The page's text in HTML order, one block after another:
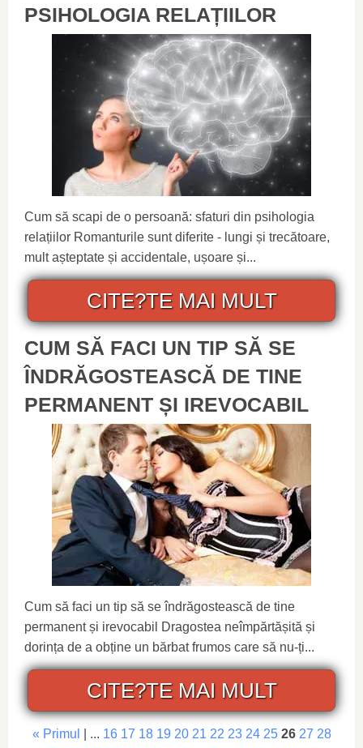
PSIHOLOGIA RELAȚIILOR
Cum să scapi de o persoană: sfaturi din psihologia
relațiilor Romanturile sunt diferite - lungi și trecătoare,
mult așteptate și accidentale, ușoare și...
CITE?TE MAI MULT
CUM SĂ FACI UN TIP SĂ SE
ÎNDRĂGOSTEASCĂ DE TINE
PERMANENT ȘI IREVOCABIL
Cum să faci un tip să se îndrăgostească de tine
permanent și irevocabil Dragostea neîmpărtășită și
dorința de a obține un bărbat frumos care să nu-ți...
CITE?TE MAI MULT
« Primul | ... 16 17 18 19 20 21 22 23 24 25 26 27 28